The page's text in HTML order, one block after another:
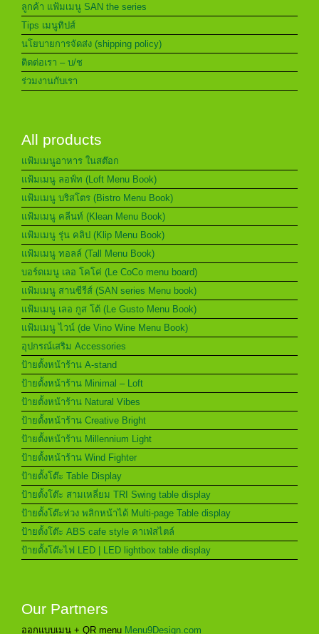
ลูกค้า แฟ้มเมนู SAN the series
Tips เมนูทิปส์
นโยบายการจัดส่ง (shipping policy)
ติดต่อเรา – บ/ช
ร่วมงานกับเรา
All products
แฟ้มเมนูอาหาร ในสต๊อก
แฟ้มเมนู ลอฟ์ท (Loft Menu Book)
แฟ้มเมนู บริสโตร (Bistro Menu Book)
แฟ้มเมนู คลีนท์ (Klean Menu Book)
แฟ้มเมนู รุ่น คลิป (Klip Menu Book)
แฟ้มเมนู ทอลล์ (Tall Menu Book)
บอร์ดเมนู เลอ โคโค่ (Le CoCo menu board)
แฟ้มเมนู สานซีรีส์ (SAN series Menu book)
แฟ้มเมนู เลอ กูส โต้ (Le Gusto Menu Book)
แฟ้มเมนู ไวน์ (de Vino Wine Menu Book)
อุปกรณ์เสริม Accessories
ป้ายตั้งหน้าร้าน A-stand
ป้ายตั้งหน้าร้าน Minimal – Loft
ป้ายตั้งหน้าร้าน Natural Vibes
ป้ายตั้งหน้าร้าน Creative Bright
ป้ายตั้งหน้าร้าน Millennium Light
ป้ายตั้งหน้าร้าน Wind Fighter
ป้ายตั้งโต๊ะ Table Display
ป้ายตั้งโต๊ะ สามเหลี่ยม TRI Swing table display
ป้ายตั้งโต๊ะห่วง พลิกหน้าได้ Multi-page Table display
ป้ายตั้งโต๊ะ ABS cafe style คาเฟ่สไตล์
ป้ายตั้งโต๊ะไฟ LED | LED lightbox table display
Our Partners
ออกแบบเมนู + QR menu Menu9Design.com